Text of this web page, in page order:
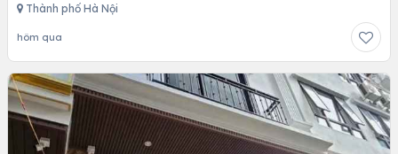
Thành phố Hà Nội
hôm qua